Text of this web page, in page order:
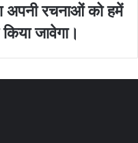
अपनी रचनाओं को हमें
जावेगा।